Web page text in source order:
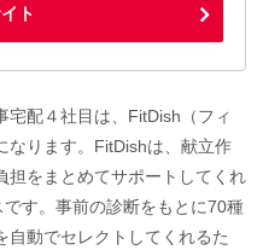
ト
配４社目は、FitDish（フィ
なります。FitDishは、献立作
担をまとめてサポートしてくれ
です。事前の診断をもとに70種
自動でセレクトしてくれるた